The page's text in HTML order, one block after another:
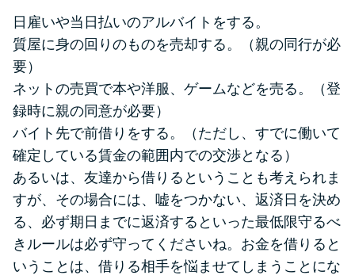
日雇いや当日払いのアルバイトをする。
質屋に身の回りのものを売却する。（親の同行が必
要）
ネットの売買で本や洋服、ゲームなどを売る。（登
録時に親の同意が必要）
バイト先で前借りをする。（ただし、すでに働いて
確定している賃金の範囲内での交渉となる）
あるいは、友達から借りるということも考えられま
すが、その場合には、嘘をつかない、返済日を決め
る、必ず期日までに返済するといった最低限守るべ
きルールは必ず守ってくださいね。お金を借りると
いうことは、借りる相手を悩ませてしまうことにな